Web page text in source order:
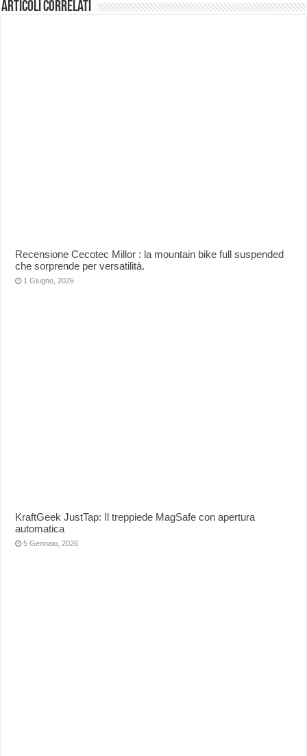
Articoli correlati
Recensione Cecotec Millor : la mountain bike full suspended
che sorprende per versatilità.
1 Giugno, 2026
KraftGeek JustTap: Il treppiede MagSafe con apertura
automatica
5 Gennaio, 2026